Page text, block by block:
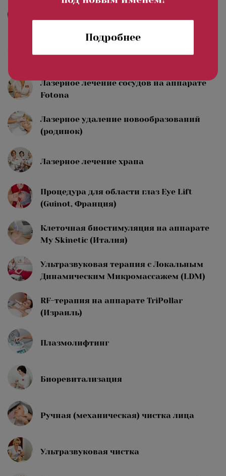
постакне
Лазерное лечение рубцов и растяжек
Лазерное лечение сосудов на аппарате
Fotona
Лазерное удаление новообразований
(родинок)
Лазерное лечение храпа
Процедура для области глаз Eye Lift
(Guinot, Франция)
Клеточная биостимуляция на аппарате
My Skinetic (Италия)
Ультразвуковая терапия с Локальным
Динамическим Микромассажем (LDM)
RF-терапия на аппарате TriPollar
(Израиль)
Плазмолифтинг
Биоревитализация
Ручная (механическая) чистка лица
Ультразвуковая чистка
Подробнее